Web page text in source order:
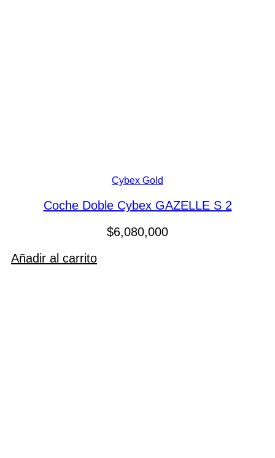
Cybex Gold
Coche Doble Cybex GAZELLE S 2
$6,080,000
Añadir al carrito